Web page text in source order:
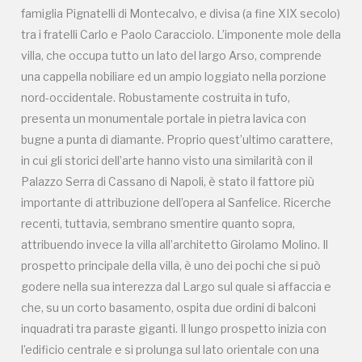
famiglia Pignatelli di Montecalvo, e divisa (a fine XIX secolo)
tra i fratelli Carlo e Paolo Caracciolo. L’imponente mole della
villa, che occupa tutto un lato del largo Arso, comprende
una cappella nobiliare ed un ampio loggiato nella porzione
nord-occidentale. Robustamente costruita in tufo,
presenta un monumentale portale in pietra lavica con
bugne a punta di diamante. Proprio quest’ultimo carattere,
in cui gli storici dell’arte hanno visto una similarità con il
Palazzo Serra di Cassano di Napoli, è stato il fattore più
importante di attribuzione dell’opera al Sanfelice. Ricerche
recenti, tuttavia, sembrano smentire quanto sopra,
attribuendo invece la villa all’architetto Girolamo Molino. Il
prospetto principale della villa, è uno dei pochi che si può
godere nella sua interezza dal Largo sul quale si affaccia e
che, su un corto basamento, ospita due ordini di balconi
inquadrati tra paraste giganti. Il lungo prospetto inizia con
l’edificio centrale e si prolunga sul lato orientale con una
inquadrati tra paraste giganti. Il lungo prospetto inizia con
l’edificio centrale e si prolunga sul lato orientale con una
grande terrazza panoramica, sotto la quale si estendono la
cappella ed il blocco basso, che comprende le costruzioni
della masseria di quattro ettari. Nel 2012 la villa è stata il set
di alcune scene del film “Reality” di Matteo Garrone, premio
della critica a Cannes, ma ora villa Pignatelli a San Giorgio a
Cremano, periferia sud di Napoli, è ridotta in rovina ed oggi
si presenta ingabbiata in una struttura d’acciaio per
impedirne eventuali crolli. Al punto che un architetto
napoletano, Giorgio Esposito, ha lanciato un appello sulla
sua pagina Facebook per cercare sponsor che finanzino un
intervento di recupero: al momento questo sembra essere
l’unico modo per scongiurare la perdita di uno dei più
importanti patrimoni urbanistici del cosiddetto “Miglio
d’Oro” delle splendide ville vesuviane di epoca borbonica. Il
set è stato bello perché rappresentava, nel suo degrado, la